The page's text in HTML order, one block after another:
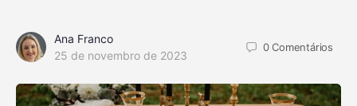
Ana Franco
25 de novembro de 2023
0Comentários